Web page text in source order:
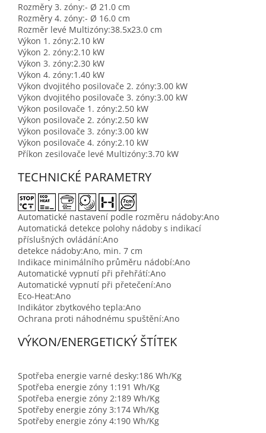
Rozměry 3. zóny:- Ø 21.0 cm
Rozměry 4. zóny:- Ø 16.0 cm
Rozměr levé Multizóny:38.5x23.0 cm
Výkon 1. zóny:2.10 kW
Výkon 2. zóny:2.10 kW
Výkon 3. zóny:2.30 kW
Výkon 4. zóny:1.40 kW
Výkon dvojitého posilovače 2. zóny:3.00 kW
Výkon dvojitého posilovače 3. zóny:3.00 kW
Výkon posilovače 1. zóny:2.50 kW
Výkon posilovače 2. zóny:2.50 kW
Výkon posilovače 3. zóny:3.00 kW
Výkon posilovače 4. zóny:2.10 kW
Příkon zesilovače levé Multizóny:3.70 kW
TECHNICKÉ PARAMETRY
Automatické nastavení podle rozměru nádoby:Ano
Automatická detekce polohy nádoby s indikací
příslušných ovládání:Ano
detekce nádoby:Ano, min. 7 cm
Indikace minimálního průměru nádobí:Ano
Automatické vypnutí při přehřátí:Ano
Automatické vypnutí při přetečení:Ano
Eco-Heat:Ano
Indikátor zbytkového tepla:Ano
Ochrana proti náhodnému spuštění:Ano
VÝKON/ENERGETICKÝ ŠTÍTEK
Spotřeba energie varné desky:186 Wh/Kg
Spotřeba energie zóny 1:191 Wh/Kg
Spotřeba energie zóny 2:189 Wh/Kg
Spotřeby energie zóny 3:174 Wh/Kg
Spotřeby energie zóny 4:190 Wh/Kg